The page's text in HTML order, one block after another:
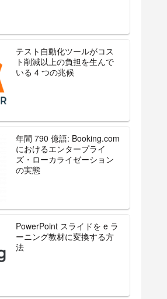
テスト自動化ツールがコス
ト削減以上の負担を生んで
いる 4 つの兆候
年間 790 億語: Booking.com
におけるエンタープライ
ズ・ローカライゼーション
の実態
PowerPoint スライドを e ラ
ーニング教材に変換する方
法